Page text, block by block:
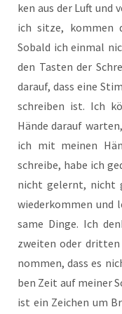
ken aus der Luft und
ich sit­ze, kom­men
Sobald ich ein­mal
den Tas­ten der
dar­auf, dass eine
schrei­ben ist. Ich
Hän­de dar­auf
ich mit mei­nen
schrei­be, habe ich
nicht gelernt, nicht
wie­der­kom­men und
sa­me Din­ge. Ich
zwei­ten oder drit­ten
nom­men, dass es
ben Zeit auf mei­ner
ist ein Zei­chen um